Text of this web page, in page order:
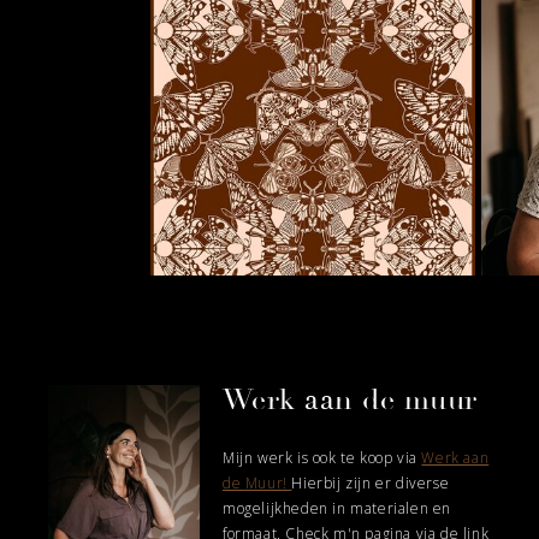
the
product
page
Mijn werk is ook te koop viaWerk aan
de Muur! Hierbij zijn er diverse
mogelijkheden in materialen en
formaat. Check m'n pagina via de link
Werk aan de muur